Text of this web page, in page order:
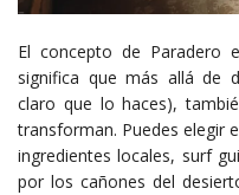
El concepto de Paradero
significa que más allá de
claro que lo haces),
transforman. Puedes elegir
ingredientes locales, surf
por los cañones del